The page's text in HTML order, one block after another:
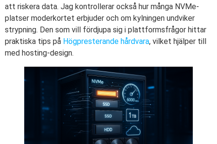
att riskera data. Jag kontrollerar också hur många NVMe-
platser moderkortet erbjuder och om kylningen undviker
strypning. Den som vill fördjupa sig i plattformsfrågor hittar
praktiska tips på Högpresterande hårdvara, vilket hjälper till
med hosting-design.